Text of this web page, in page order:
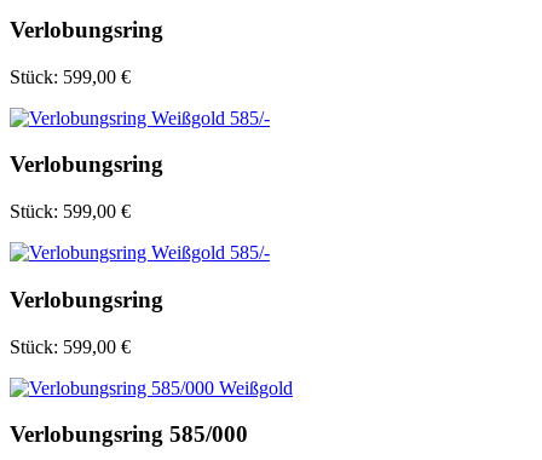
Verlobungsring
Stück: 599,00 €
Verlobungsring
Stück: 599,00 €
Verlobungsring
Stück: 599,00 €
Verlobungsring 585/000